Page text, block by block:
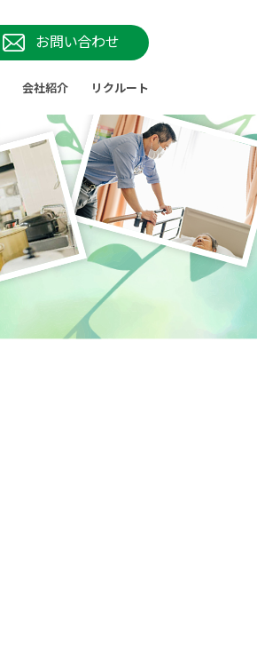
お問い合わせ
会社紹介 リクルート